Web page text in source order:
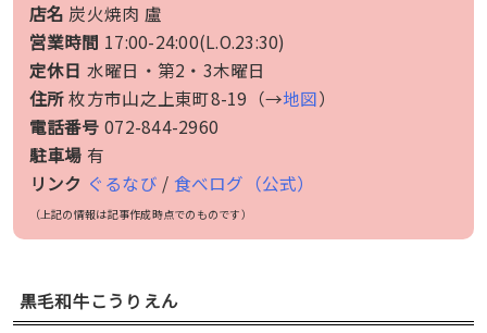
店名 炭火焼肉 盧
営業時間 17:00-24:00(L.O.23:30)
定休日 水曜日・第2・3木曜日
住所枚方市山之上東町8-19（→地図）
電話番号 072-844-2960
駐車場 有
リンク ぐるなび / 食べログ（公式）
（上記の情報は記事作成時点でのものです）
黒毛和牛こうりえん